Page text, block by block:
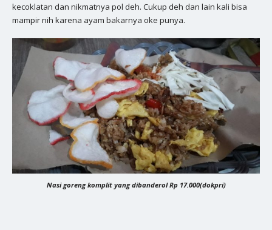
kecoklatan dan nikmatnya pol deh. Cukup deh dan lain kali bisa
mampir nih karena ayam bakarnya oke punya.
Nasi goreng komplit yang dibanderol Rp 17.000(dokpri)